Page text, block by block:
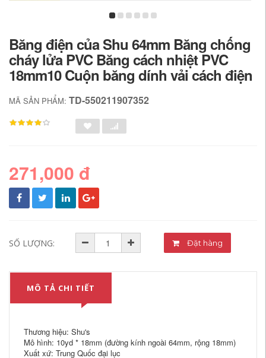
Băng điện của Shu 64mm Băng chống
cháy lửa PVC Băng cách nhiệt PVC
18mm10 Cuộn băng dính vải cách điện
MÃ SẢN PHẨM: TD-550211907352
271,000 đ
SỐ LƯỢNG: Đặt hàng
MÔ TẢ CHI TIẾT
Thương hiệu: Shu's
Mô hình: 10yd * 18mm (đường kính ngoài 64mm, rộng 18mm)
Xuất xứ: Trung Quốc đại lục